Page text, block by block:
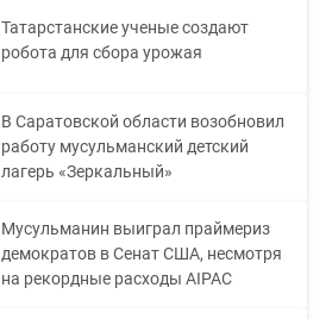
Татарстанские ученые создают
робота для сбора урожая
В Саратовской области возобновил
работу мусульманский детский
лагерь «Зеркальный»
Мусульманин выиграл праймериз
демократов в Сенат США, несмотря
на рекордные расходы AIPAC